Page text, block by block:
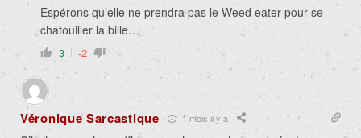
Espérons qu’elle ne prendra pas le Weed eater pour se
chatouiller la bille…
3 -2
Véronique Sarcastique 1 mois il y a